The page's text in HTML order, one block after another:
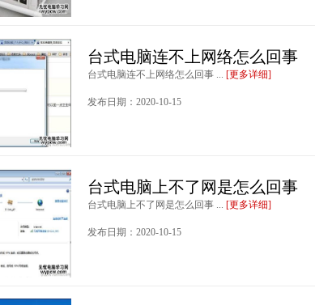
台式电脑连不上网络怎么回事
台式电脑连不上网络怎么回事 ... [更多详细]
发布日期：2020-10-15
台式电脑上不了网是怎么回事
台式电脑上不了网是怎么回事 ... [更多详细]
发布日期：2020-10-15